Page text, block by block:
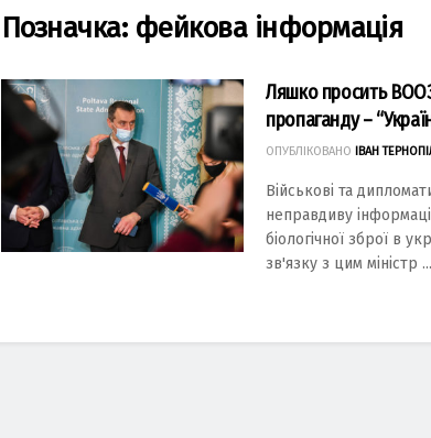
Позначка: фейкова інформація
Ляшко просить
пропаганду –
ОПУБЛІКОВАНО ІВАН
Військові та
неправдиву
біологічної зброї в
зв'язку з цим міністр ...